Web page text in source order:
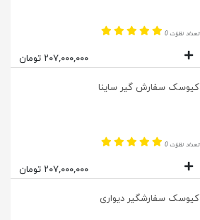
تعداد نظرات 0
۲۰۷,۰۰۰,۰۰۰ تومان
کیوسک سفارش گیر ساینا
تعداد نظرات 0
۲۰۷,۰۰۰,۰۰۰ تومان
کیوسک سفارشگیر دیواری